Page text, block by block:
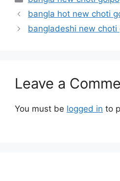
bangla hot new choti
bangladeshi new choti
Leave a
You must be logged in to